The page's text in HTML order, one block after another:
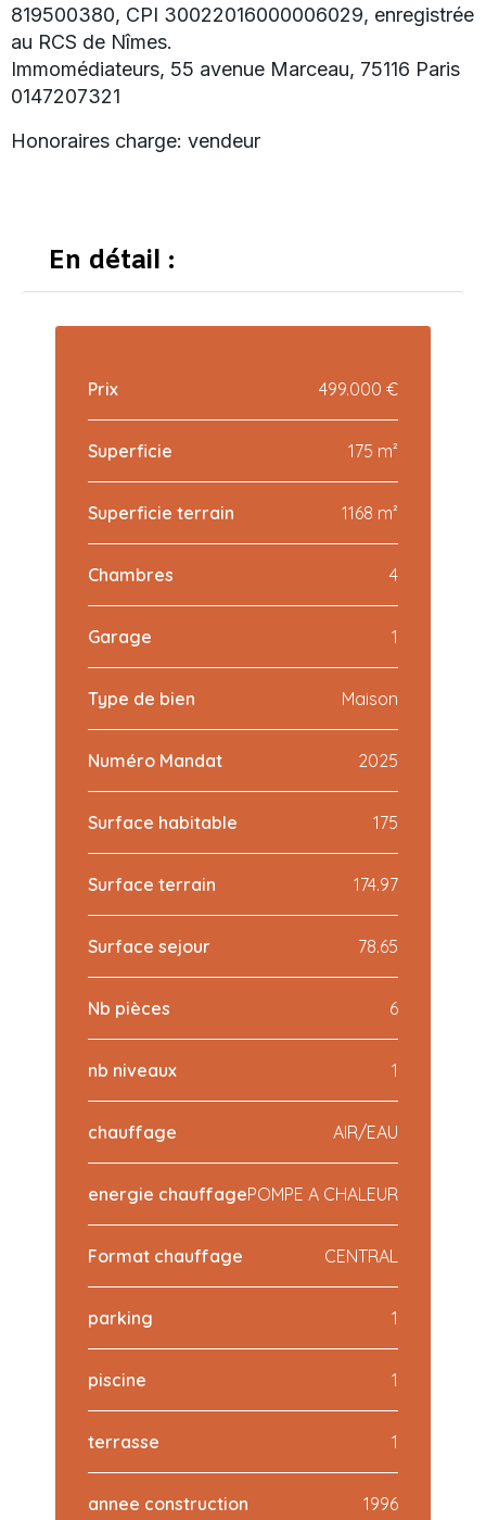
819500380, CPI 30022016000006029, enregistrée
au RCS de Nîmes.
Immomédiateurs, 55 avenue Marceau, 75116 Paris
0147207321
Honoraires charge: vendeur
En détail :
Prix 499.000 €
Superficie 175 m²
Superficie terrain 1168 m²
Chambres 4
Garage 1
Type de bien Maison
Numéro Mandat 2025
Surface habitable 175
Surface terrain 174.97
Surface sejour 78.65
Nb pièces 6
nb niveaux 1
chauffage AIR/EAU
energie chauffagePOMPE A CHALEUR
Format chauffage CENTRAL
parking 1
piscine 1
terrasse 1
annee construction 1996